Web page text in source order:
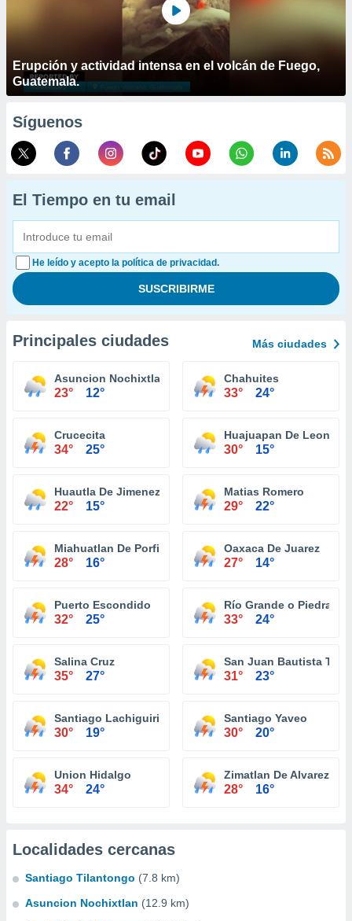
Erupción y actividad intensa en el volcán de Fuego,
Guatemala.
Síguenos
El Tiempo en tu email
He leído y acepto la política de privacidad.
Principales ciudades Más ciudades
Asuncion Nochixtlan
23° 12°
Chahuites
33° 24°
Crucecita
34° 25°
Huajuapan De Leon
30° 15°
Huautla De Jimenez
22° 15°
Matias Romero
29° 22°
Miahuatlan De Porfirio Diaz
28° 16°
Oaxaca De Juarez
27° 14°
Puerto Escondido
32° 25°
Río Grande o Piedra
33° 24°
Salina Cruz
35° 27°
San Juan Bautista
31° 23°
Santiago Lachiguiri
30° 19°
Santiago Yaveo
30° 20°
Union Hidalgo
34° 24°
Zimatlan De Alvarez
28° 16°
Localidades cercanas
Santiago Tilantongo (7.8 km)
Asuncion Nochixtlan (12.9 km)